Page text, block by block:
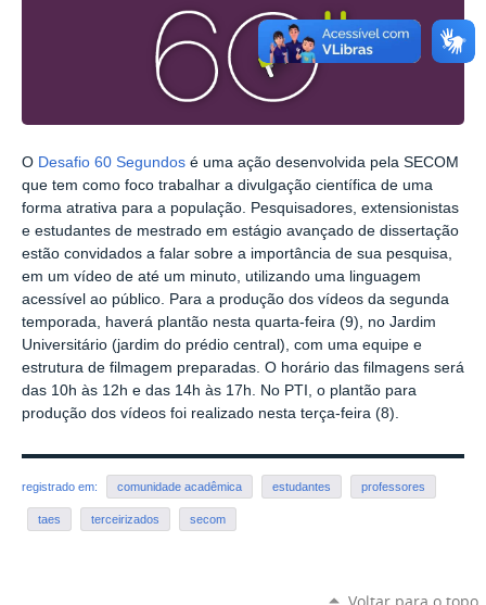
O Desafio 60 Segundos é uma ação desenvolvida pela SECOM
que tem como foco trabalhar a divulgação científica de uma
forma atrativa para a população. Pesquisadores, extensionistas
e estudantes de mestrado em estágio avançado de dissertação
estão convidados a falar sobre a importância de sua pesquisa,
em um vídeo de até um minuto, utilizando uma linguagem
acessível ao público. Para a produção dos vídeos da segunda
temporada, haverá plantão nesta quarta-feira (9), no Jardim
Universitário (jardim do prédio central), com uma equipe e
estrutura de filmagem preparadas. O horário das filmagens será
das 10h às 12h e das 14h às 17h. No PTI, o plantão para
produção dos vídeos foi realizado nesta terça-feira (8).
registrado em: comunidade acadêmica estudantes professores
taes terceirizados secom